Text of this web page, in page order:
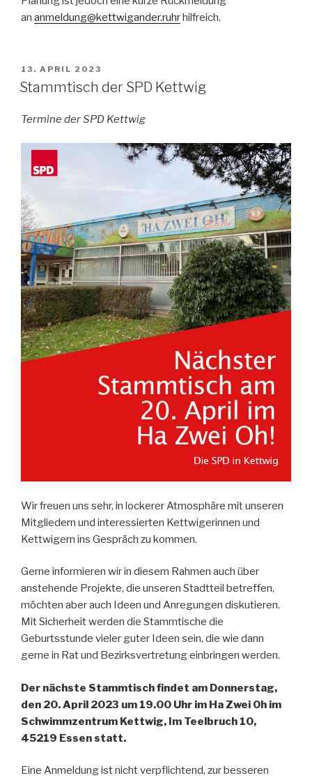
an anmeldung@kettwigander.ruhr hilfreich.
VERÖFFENTLICHT
AM
13. APRIL 2023
Stammtisch der SPD Kettwig
Termine der SPD Kettwig
Wir freuen uns sehr, in lockerer Atmosphäre mit unseren
Mitgliedern und interessierten Kettwigerinnen und
Kettwigern ins Gespräch zu kommen.
Gerne informieren wir in diesem Rahmen auch über
anstehende Projekte, die unseren Stadtteil betreffen,
möchten aber auch Ideen und Anregungen diskutieren.
Mit Sicherheit werden die Stammtische die
Geburtsstunde vieler guter Ideen sein, die wie dann
gerne in Rat und Bezirksvertretung einbringen werden.
Der nächste Stammtisch findet am Donnerstag,
den 20. April 2023 um 19.00 Uhr im Ha Zwei Oh im
Schwimmzentrum Kettwig, Im Teelbruch 10,
45219 Essen statt.
Eine Anmeldung ist nicht verpflichtend, zur besseren